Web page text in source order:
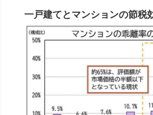
一戸建てとマンションの節税